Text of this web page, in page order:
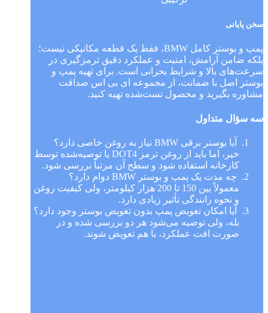
سخن پایانی
پمپ و بوستر کامل BMW، فقط یک قطعه مکانیکی نیست؛
بلکه ضامن آرامش، امنیت و عملکرد دقیق ترمزگیری در
سرعت‌های بالا و شرایط بحرانی است. برای تهیه پمپ و
بوستر اصل با ضمانت، از مجموعه ای بی اس صداقت
مشاوره بگیرید و محصول تست‌شده تهیه کنید.
سه سؤال متداول
آیا بوستر برقی BMW نیاز به روغن خاصی دارد؟
خیر، اما باید از روغن ترمز DOT4 یا توصیه‌شده توسط
کارخانه استفاده شود و سطح آن مرتباً بررسی شود.
چه مدت یک پمپ و بوستر BMW دوام دارد؟
معمولاً بین 150 تا 200 هزار کیلومتر، ولی کیفیت روغن
و نحوه رانندگی تأثیر زیادی دارد.
آیا امکان تعویض پمپ بدون تعویض بوستر وجود دارد؟
بله، ولی توصیه می‌شود هر دو بررسی شده و در
صورت افت عملکرد، با هم تعویض شوند.